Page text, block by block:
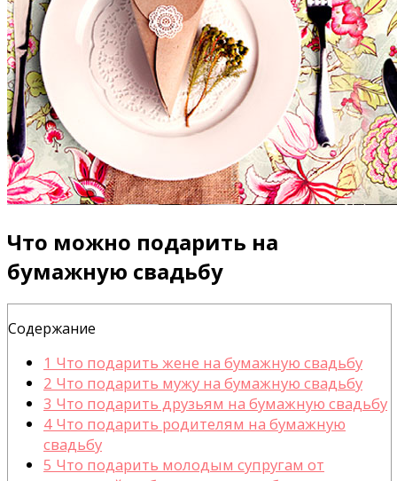
Что можно подарить на
бумажную свадьбу
Содержание
1 Что подарить жене на бумажную свадьбу
2 Что подарить мужу на бумажную свадьбу
3 Что подарить друзьям на бумажную свадьбу
4 Что подарить родителям на бумажную
свадьбу
5 Что подарить молодым супругам от